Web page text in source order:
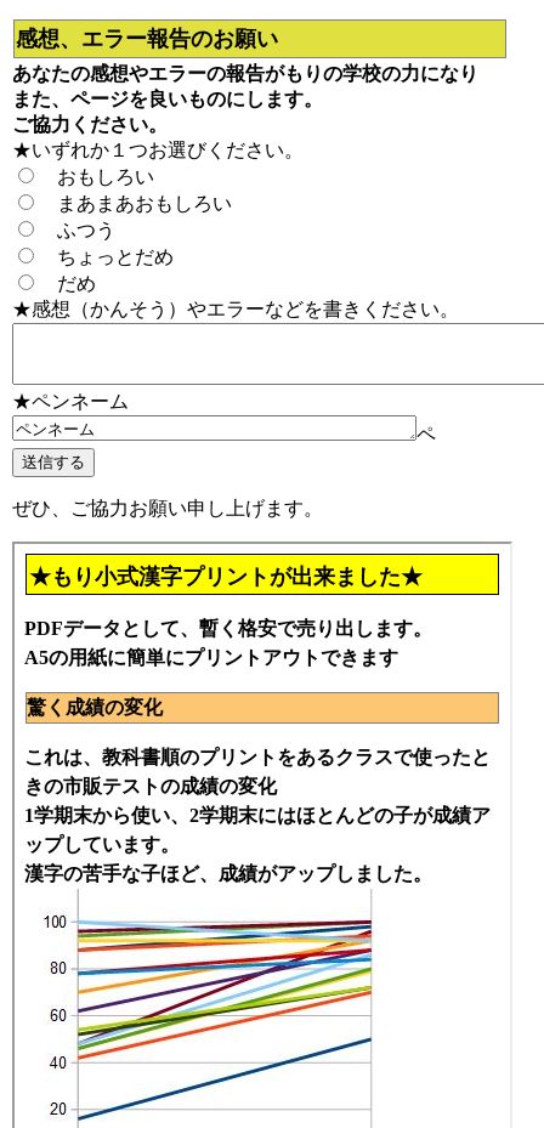
感想、エラー報告のお願い
あなたの感想やエラーの報告がもりの学校の力になり
また、ページを良いものにします。
ご協力ください。
★いずれか１つお選びください。
おもしろい
まあまあおもしろい
ふつう
ちょっとだめ
だめ
★感想（かんそう）やエラーなどを書きください。
★ペンネーム
ペ
ぜひ、ご協力お願い申し上げます。